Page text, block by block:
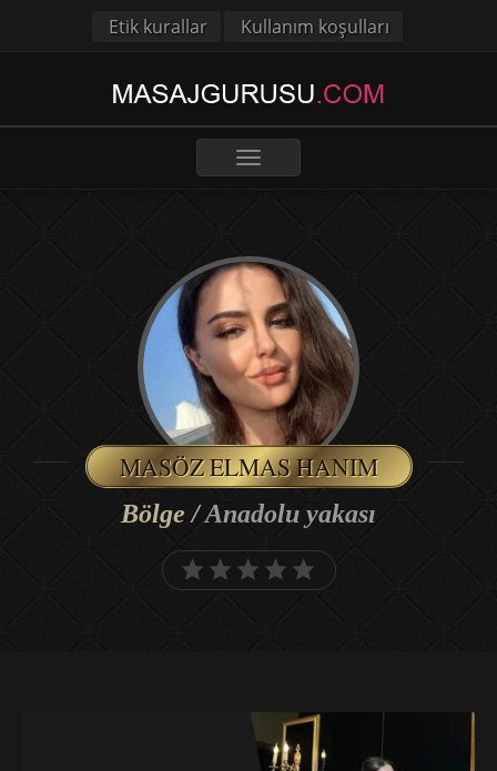
Etik kurallar Kullanım koşulları
Toggle
MASÖZ ELMAS HANIM
Bölge /Anadolu yakası